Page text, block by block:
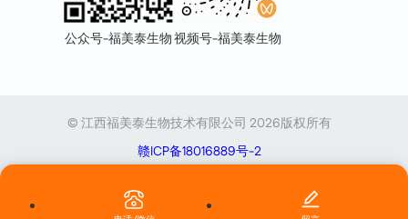
公众号-福美泰生物视频号-福美泰生物
© 江西福美泰生物技术有限公司 2026版权所有
赣ICP备18016889号-2